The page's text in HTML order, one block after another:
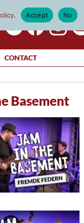
CONTACT
Basement
. Accept No